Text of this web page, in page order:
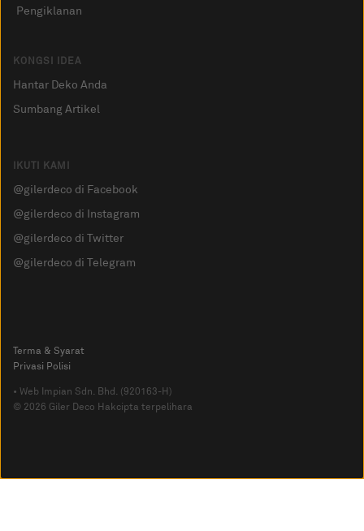
Pengiklanan
KONGSI IDEA
Hantar Deko Anda
Sumbang Artikel
IKUTI KAMI
@gilerdeco di Facebook
@gilerdeco di Instagram
@gilerdeco di Twitter
@gilerdeco di Telegram
© 2026 Giler Deco Hakcipta terpelihara
• Web Impian Sdn. Bhd. (920163-H)
Privasi Polisi
Terma & Syarat